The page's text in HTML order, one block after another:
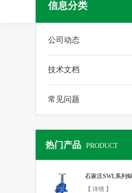
信息分类
公司动态
技术文档
常见问题
热门产品 PRODUCT
石家庄SWL系列
降机
【 详情 】